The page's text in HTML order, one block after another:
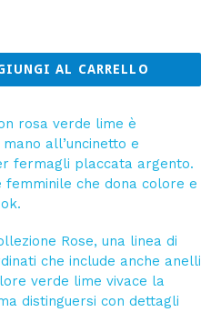
AL CARRELLO
rosa verde lime è
all’uncinetto e
fermagli placcata argento.
femminile che dona colore e
Rose, una linea di
che include anche anelli
verde lime vivace la
distinguersi con dettagli